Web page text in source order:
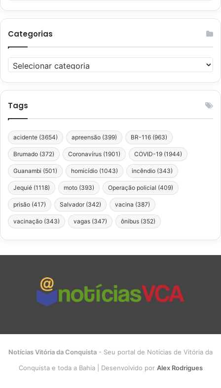
Categorias
Categorias
Tags
acidente (3654) apreensão (399) BR-116 (963)
Brumado (372) Coronavírus (1901) COVID-19 (1944)
Guanambi (501) homicídio (1043) incêndio (343)
Jequié (1118) moto (393) Operação policial (409)
prisão (417) Salvador (342) vacina (387)
vacinação (343) vagas (347) ônibus (352)
Notícias Vitória da Conquista - Seu portal de Notícias de Vitória da
Conquista e toda a Bahia | Desenvolvido por Alex Rodrigues